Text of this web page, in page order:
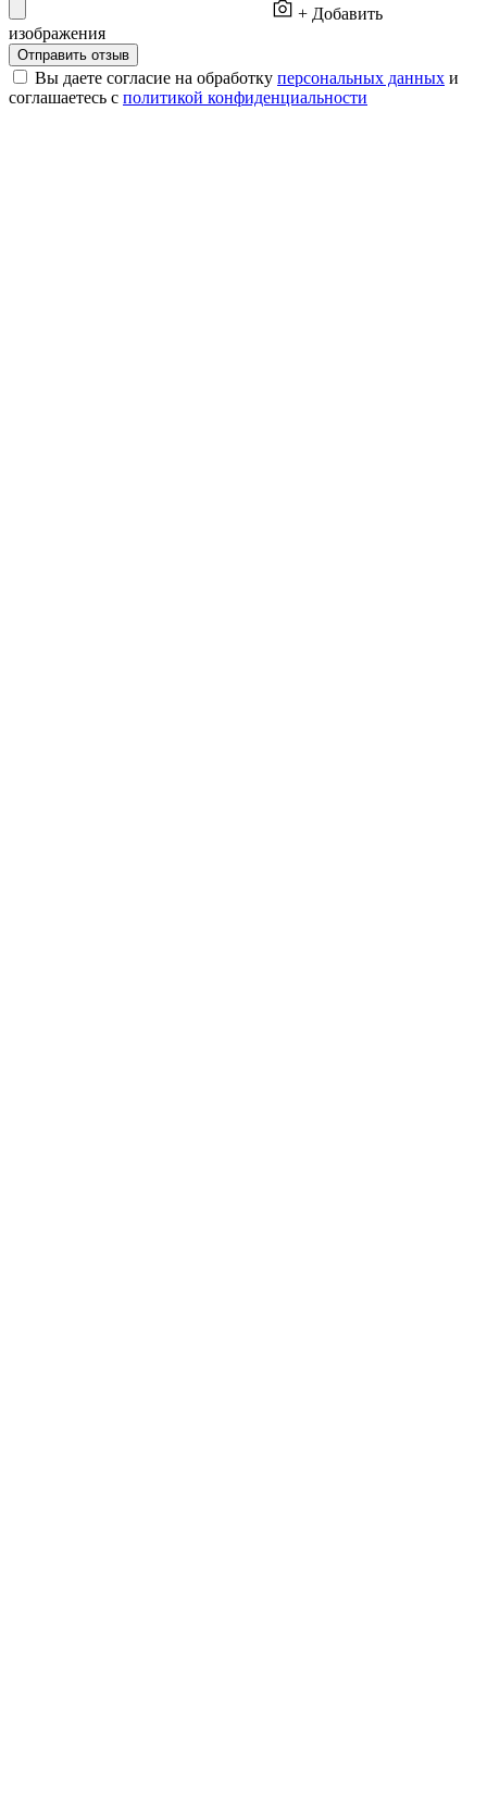
+ Добавить
изображения
Отправить отзыв
Вы даете согласие на обработку персональных данных и
соглашаетесь с политикой конфиденциальности